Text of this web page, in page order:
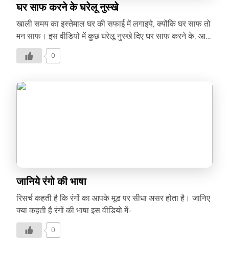
घर साफ करने के घरेलू नुस्खे
खाली समय का इस्तेमाल घर की सफाई में लगाइये, क्योंकि घर साफ तो
मन साफ। इस वीडियो में कुछ घरेलू नुस्खे दिए घर साफ करने के, आप
भी आज़माइये।
0
जानिये रंगो की भाषा
रिसर्च कहती है कि रंगों का आपके मूड पर सीधा असर होता है। जानिए
क्या कहती है रंगों की भाषा इस वीडियो में-
0